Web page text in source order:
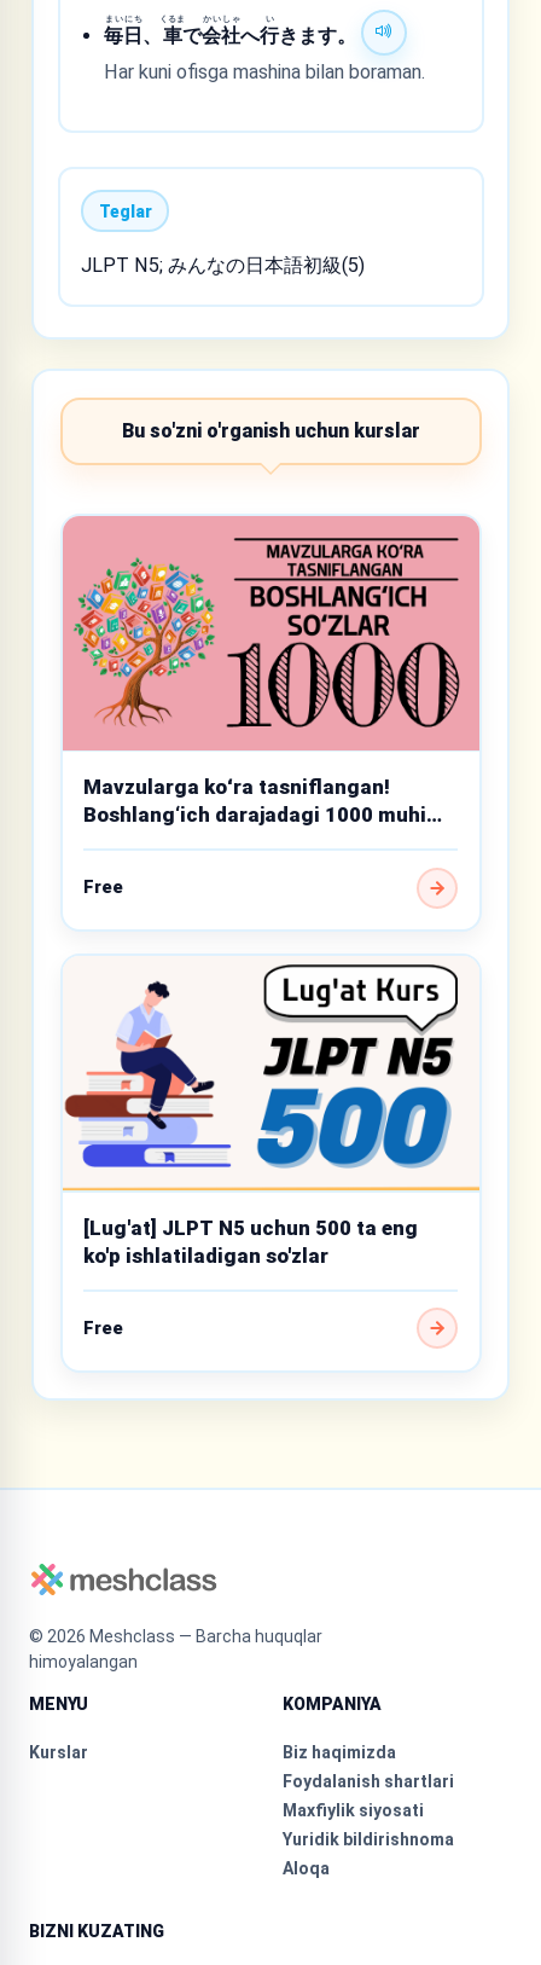
毎日
まいにち
、 車
くるま
で会社
かいしゃ
へ行
い
きます。
Har kuni ofisga mashina bilan boraman.
Teglar
JLPT N5; みんなの日本語初級(5)
Bu so'zni o'rganish uchun kurslar
Mavzularga koʻra tasniflangan!
Boshlang‘ich darajadagi 1000 muhim
so‘z
Free
[Lug'at] JLPT N5 uchun 500 ta eng
ko'p ishlatiladigan so'zlar
Free
© 2026 Meshclass — Barcha huquqlar
himoyalangan
MENYU
Kurslar
KOMPANIYA
Biz haqimizda
Foydalanish shartlari
Maxfiylik siyosati
Yuridik bildirishnoma
Aloqa
BIZNI KUZATING